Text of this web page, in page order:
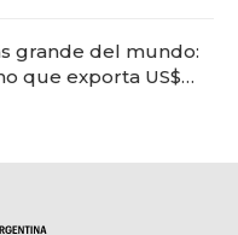
grande del mundo:
que exporta US$